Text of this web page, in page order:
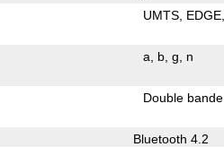
UMTS EDGE
a b g n
Double bande
Bluetooth 4.2